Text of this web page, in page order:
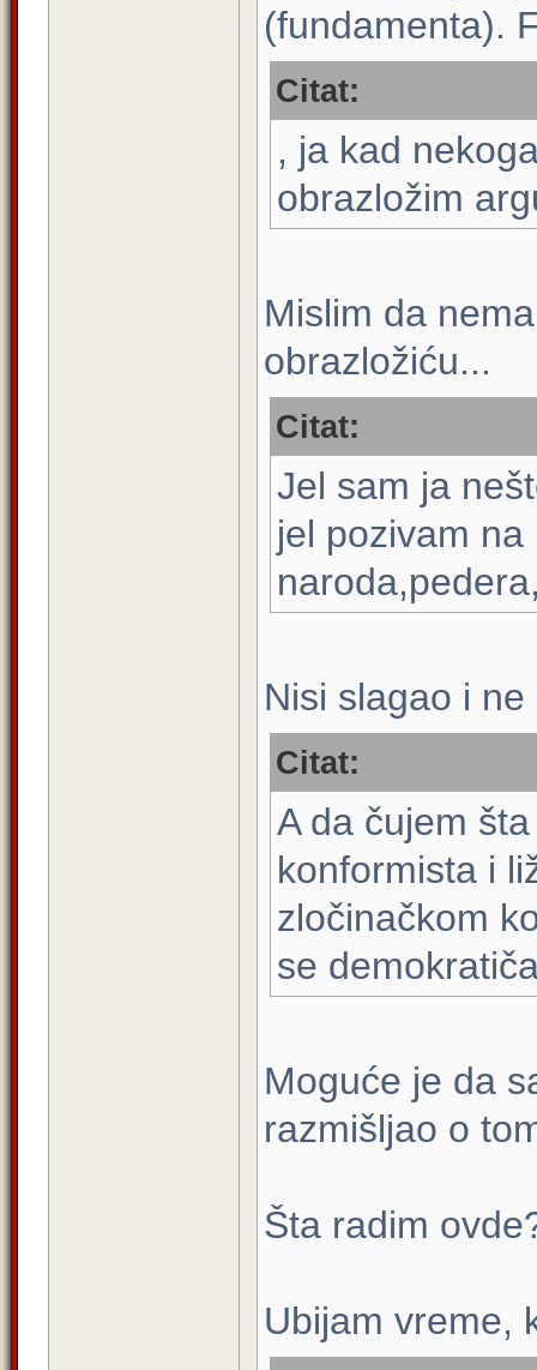
(fundamenta).
Citat:
, ja kad
obrazložim
Mislim da
obrazložiću...
Citat:
Jel sam ja
jel pozivam
Nisi slagao i
Citat:
A da čujem
konformista i
zločinačkom
se
Moguće je da
razmišljao o
Šta radim
Ubijam vreme,